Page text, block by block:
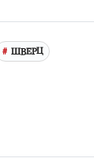
ШВЕРЦ